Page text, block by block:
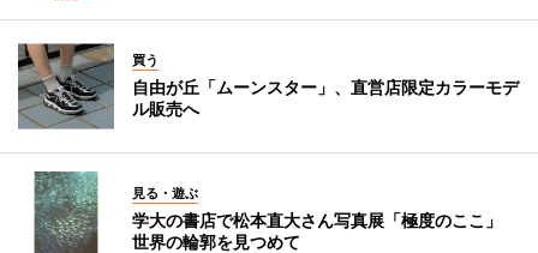
買う
自由が丘「ムーンスター」、直営店限定カラーモデ
ル販売へ
見る・遊ぶ
学大の書店で松本直大さん写真展「極度のここ」
世界の輪郭を見つめて